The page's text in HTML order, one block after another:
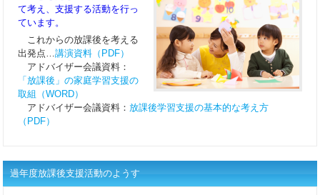
て考え、支援する活動を行っ
ています。
これからの放課後を考える
出発点…講演資料（PDF）
アドバイザー会議資料：
「放課後」の家庭学習支援の
取組（WORD）
アドバイザー会議資料：放課後学習支援の基本的な考え方
（PDF）
過年度放課後支援活動のようす